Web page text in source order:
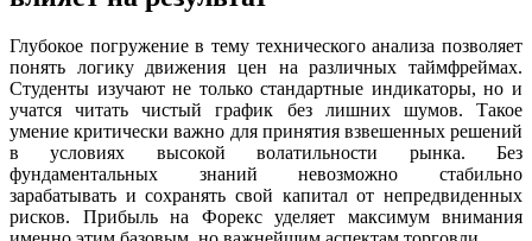
Глубокое погружение в тему технического анализа позволяет
понять логику движения цен на различных таймфреймах.
Студенты изучают не только стандартные индикаторы, но и
учатся читать чистый график без лишних шумов. Такое
умение критически важно для принятия взвешенных решений
в условиях высокой волатильности рынка. Без
фундаментальных знаний невозможно стабильно
зарабатывать и сохранять свой капитал от непредвиденных
рисков. Прибыль на Форекс уделяет максимум внимания